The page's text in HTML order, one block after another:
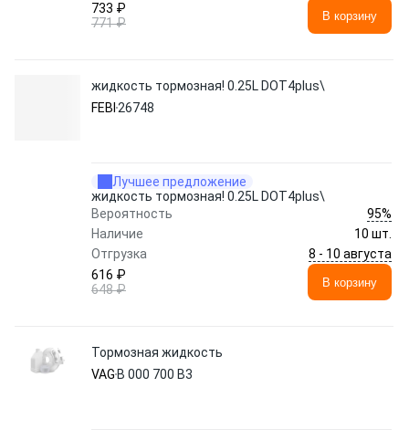
733 ₽
771 ₽
В корзину
жидкость тормозная! 0.25L DOT4plus\
FEBI 26748
Лучшее предложение
жидкость тормозная! 0.25L DOT4plus\
Вероятность
95%
Наличие
10 шт.
Отгрузка
8 - 10 августа
616 ₽
648 ₽
В корзину
Тормозная жидкость
VAG B 000 700 B3